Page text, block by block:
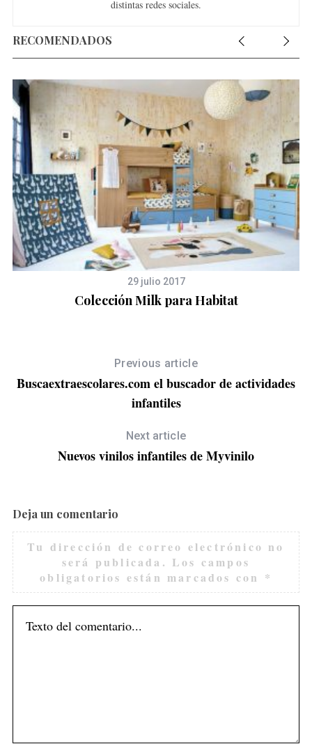
distintas redes sociales.
RECOMENDADOS
29 julio 2017
Colección Milk para Habitat
Previous article
Buscaextraescolares.com el buscador de actividades
infantiles
Next article
Nuevos vinilos infantiles de Myvinilo
Deja un comentario
Tu dirección de correo electrónico no
será publicada. Los campos
obligatorios están marcados con *
S
e
a
r
c